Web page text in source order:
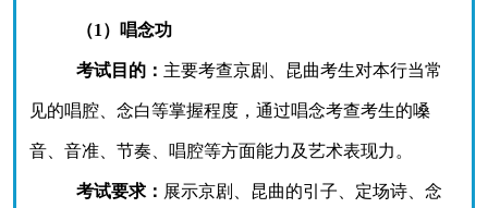
（1）唱念功
考试目的： 主要考查京剧、昆曲考生对本行当常
见的唱腔、念白等掌握程度，通过唱念考查考生的嗓
音、音准、节奏、唱腔等方面能力及艺术表现力。
考试要求： 展示京剧、昆曲的引子、定场诗、念